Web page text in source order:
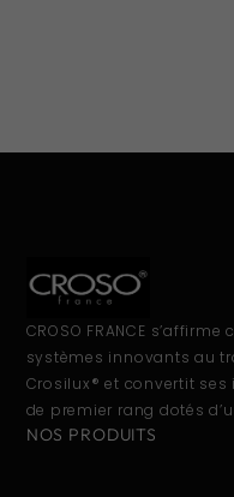
CROSO FRANCE
systèmes innovants au
Crosilux® et convertit
de premier rang dotés
NOS PRODUITS